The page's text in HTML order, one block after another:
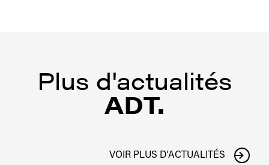
Plus d'actualités
ADT.
VOIR PLUS D'ACTUALITÉS